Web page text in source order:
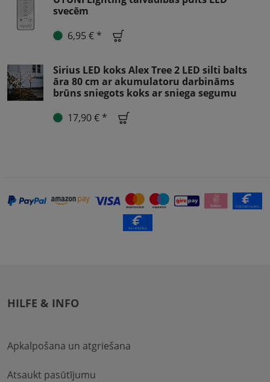
svecēm
6,95 € *
Sirius LED koks Alex Tree 2 LED silti balts
āra 80 cm ar akumulatoru darbināms
brūns sniegots koks ar sniega segumu
17,90 € *
HILFE & INFO
Apkalpošana un atgriešana
Atsaukt pasūtījumu